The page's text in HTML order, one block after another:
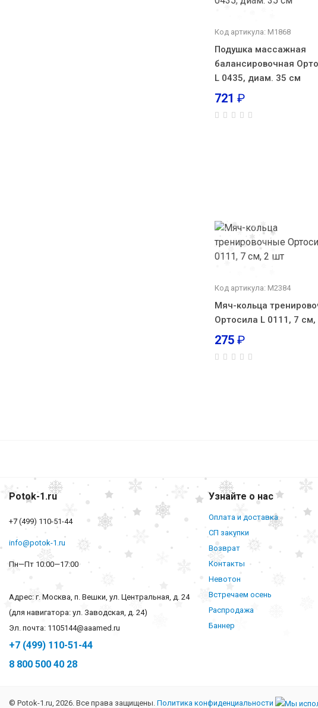
Код артикула: М1868
Подушка массажная
балансировочная
L 0435, диам. 35 см
721 ₽
Код артикула: М2384
Мяч-кольца
Ортосила L 0111, 7
275 ₽
Potok-1.ru
+7 (499) 110-51-44
info@potok-1.ru
Пн—Пт 10:00—17:00
Адрес: г. Москва, п. Вешки, ул. Центральная, д. 24
(для навигатора: ул. Заводская, д. 24)
Эл. почта: 1105144@aaamed.ru
+7 (499) 110-51-44
8 800 500 40 28
Узнайте о нас
Оплата и доставка
СП закупки
Возврат
Контакты
Невотон
Встречаем осень
Распродажа
Баннер
© Potok-1.ru, 2026. Все права защищены. Политика конфиденциальности